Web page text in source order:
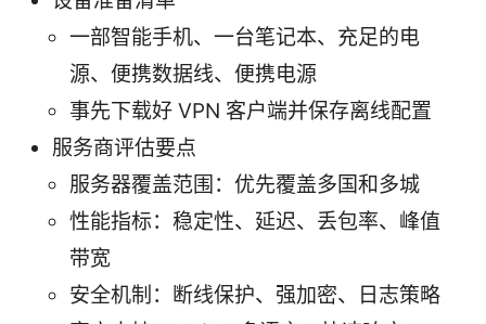
一部智能手机、一台笔记本、充足的电
源、便携数据线、便携电源
事先下载好 VPN 客户端并保存离线配置
服务商评估要点
服务器覆盖范围：优先覆盖多国和多城
性能指标：稳定性、延迟、丢包率、峰值
带宽
安全机制：断线保护、强加密、日志策略